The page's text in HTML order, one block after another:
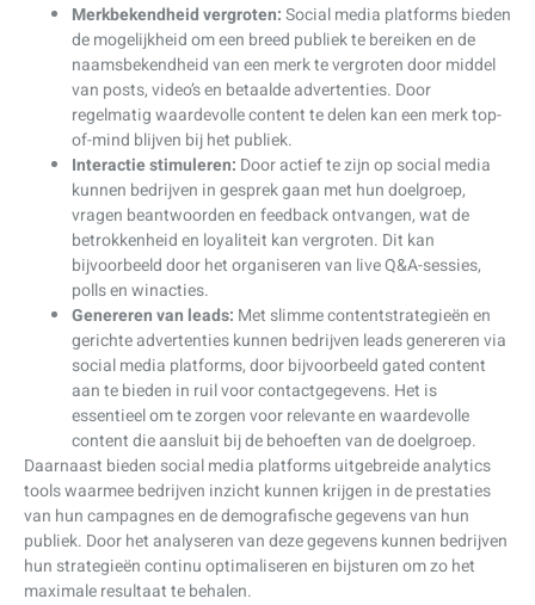
Merkbekendheid vergroten:Social media platforms bieden
de mogelijkheid om een breed publiek te bereiken en de
naamsbekendheid van een merk te vergroten door middel
van posts, video’s en betaalde advertenties. Door
regelmatig waardevolle content te delen kan een merk top-
of-mind blijven bij het publiek.
Interactie stimuleren: Door actief te zijn op social media
kunnen bedrijven in gesprek gaan met hun doelgroep,
vragen beantwoorden en feedback ontvangen, wat de
betrokkenheid en loyaliteit kan vergroten. Dit kan
bijvoorbeeld door het organiseren van live Q&A-sessies,
polls en winacties.
Genereren van leads: Met slimme contentstrategieën en
gerichte advertenties kunnen bedrijven leads genereren via
social media platforms, door bijvoorbeeld gated content
aan te bieden in ruil voor contactgegevens. Het is
essentieel om te zorgen voor relevante en waardevolle
content die aansluit bij de behoeften van de doelgroep.
Daarnaast bieden social media platforms uitgebreide analytics
tools waarmee bedrijven inzicht kunnen krijgen in de prestaties
van hun campagnes en de demografische gegevens van hun
publiek. Door het analyseren van deze gegevens kunnen bedrijven
hun strategieën continu optimaliseren en bijsturen om zo het
maximale resultaat te behalen.